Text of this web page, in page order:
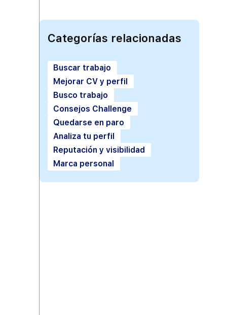
Categorías relacionadas
Buscar trabajo
Mejorar CV y perfil
Busco trabajo
Consejos Challenge
Quedarse en paro
Analiza tu perfil
Reputación y visibilidad
Marca personal